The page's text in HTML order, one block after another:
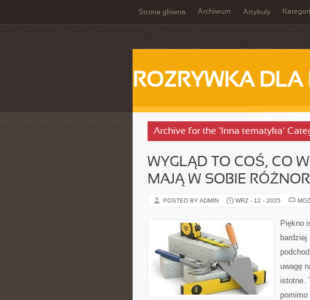
Strona główna Archiwum Artykuły
ROZRYWKA DLA
Archive for the ‘Inna tematyka’
WYGLĄD TO COŚ, CO
MAJĄ W SOBIE
POSTED BY ADMIN WRZ - 12 - 2025
Piękno
uwagę
istotne.
pomimo